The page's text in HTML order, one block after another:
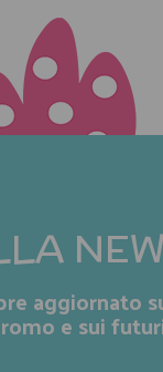
aggiornato
e sui